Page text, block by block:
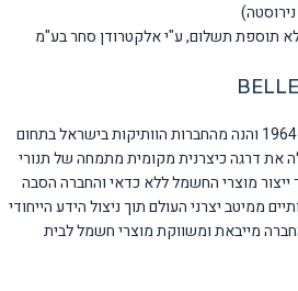
תוספת תשלום, ע"י אלקטרודן סחר בע"מ
– חברת BELLERS נוסדה בשנת 1964 והנה מהחברות הוותיקות בישראל בתחום
את דרגה כיצרנית מקומית מתמחה של תנורי
מוצרי החשמל ללא כדאי והחברה הסבה
ממיטב יצרני העולם תוך ניצול הידע הייחודי
מייבאת ומשווקת מוצרי חשמל לבית